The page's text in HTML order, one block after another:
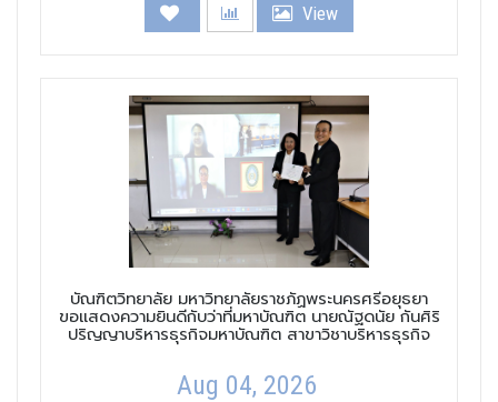
View
บัณฑิตวิทยาลัย มหาวิทยาลัยราชภัฏพระนครศรีอยุธยา
ขอแสดงความยินดีกับว่าที่มหาบัณฑิต นายณัฐดนัย กันศิริ
ปริญญาบริหารธุรกิจมหาบัณฑิต สาขาวิชาบริหารธุรกิจ
Aug 04, 2026